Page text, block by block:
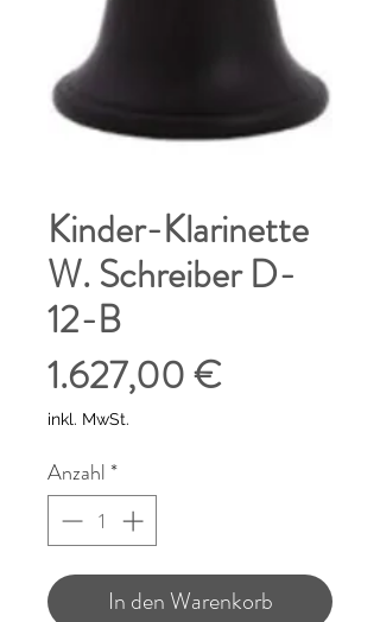
Kinder-Klarinette
W. Schreiber D-
12-B
1.627,00 €
inkl. MwSt.
Anzahl *
In den Warenkorb